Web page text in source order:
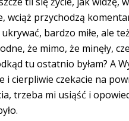
wciąż przychodzą
bardzo miłe, ale też
że mimo, że minęły,
tu ostatnio byłam? A
i cierpliwie czekacie na
trzeba mi usiąść i